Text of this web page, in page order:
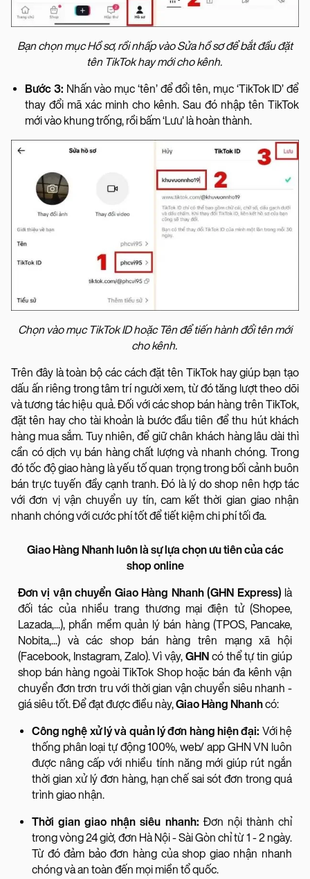
Bạn chọn mục Hồ sơ, rồi nhấp vào Sửa hồ sơ để bắt đầu đặt
tên TikTok hay mới cho kênh.
Bước 3: Nhấn vào mục ‘tên’ để đổi tên, mục ‘TikTok ID’ để
thay đổi mã xác minh cho kênh. Sau đó nhập tên TikTok
mới vào khung trống, rồi bấm ‘Lưu’ là hoàn thành.
Chọn vào mục TikTok ID hoặc Tên để tiến hành đổi tên mới
cho kênh.
Trên đây là toàn bộ các cách đặt tên TikTok hay giúp bạn tạo
dấu ấn riêng trong tâm trí người xem, từ đó tăng lượt theo dõi
và tương tác hiệu quả. Đối với các shop bán hàng trên TikTok,
đặt tên hay cho tài khoản là bước đầu tiên để thu hút khách
hàng mua sắm. Tuy nhiên, để giữ chân khách hàng lâu dài thì
cần có dịch vụ bán hàng chất lượng và nhanh chóng. Trong
đó tốc độ giao hàng là yếu tố quan trọng trong bối cảnh buôn
bán trực tuyến đầy cạnh tranh. Đó là lý do shop nên hợp tác
với đơn vị vận chuyển uy tín, cam kết thời gian giao nhận
nhanh chóng với cước phí tốt để tiết kiệm chi phí tối đa.
Giao Hàng Nhanh luôn là sự lựa chọn ưu tiên của các
shop online
Đơn vị vận chuyển Giao Hàng Nhanh (GHN Express) là
đối tác của nhiều trang thương mại điện tử (Shopee,
Lazada,...), phần mềm quản lý bán hàng (TPOS, Pancake,
Nobita,...) và các shop bán hàng trên mạng xã hội
(Facebook, Instagram, Zalo). Vì vậy, GHN có thể tự tin giúp
shop bán hàng ngoài TikTok Shop hoặc bán đa kênh vận
chuyển đơn trơn tru với thời gian vận chuyển siêu nhanh -
giá siêu tốt. Để đạt được điều này,Giao Hàng Nhanhcó:
Công nghệ xử lý và quản lý đơn hàng hiện đại: Với hệ
thống phân loại tự động 100%, web/ app GHN VN luôn
được nâng cấp với nhiều tính năng mới giúp rút ngắn
thời gian xử lý đơn hàng, hạn chế sai sót đơn trong quá
trình giao nhận.
Thời gian giao nhận siêu nhanh:Đơn nội thành chỉ
trong vòng 24 giờ, đơn Hà Nội - Sài Gòn chỉ từ 1 - 2 ngày.
Từ đó đảm bảo đơn hàng của shop giao nhận nhanh
chóng và an toàn đến mọi miền tổ quốc.